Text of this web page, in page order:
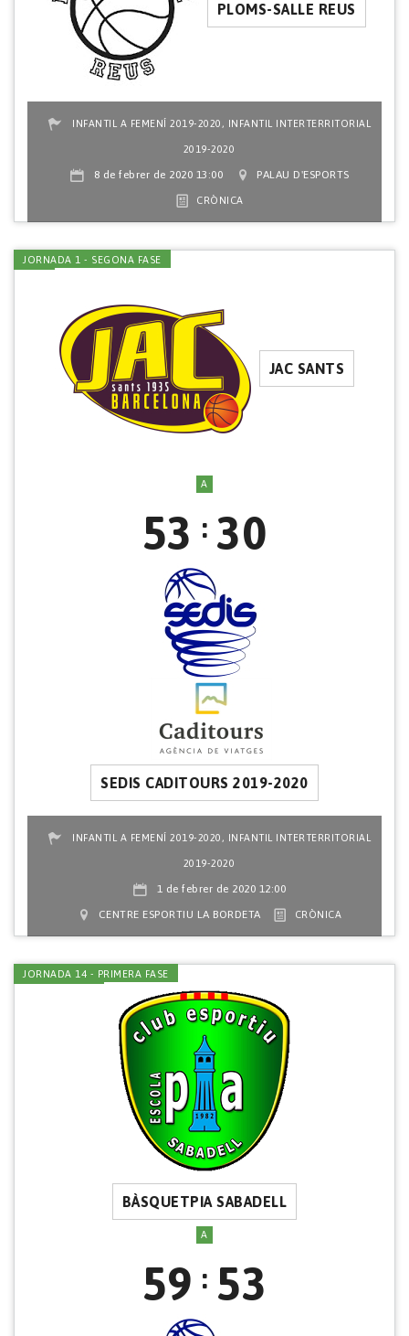
PLOMS-SALLE REUS
INFANTIL A FEMENÍ 2019-2020 , INFANTIL INTERTERRITORIAL
2019-2020
8 de febrer de 2020 13:00 PALAU D'ESPORTS
CRÒNICA
JORNADA 1 - SEGONA FASE
JAC SANTS
A
53 : 30
SEDIS CADITOURS 2019-2020
INFANTIL A FEMENÍ 2019-2020 , INFANTIL INTERTERRITORIAL
2019-2020
1 de febrer de 2020 12:00
CENTRE ESPORTIU LA BORDETA
CRÒNICA
JORNADA 14 - PRIMERA FASE
BÀSQUETPIA SABADELL
A
59 : 53